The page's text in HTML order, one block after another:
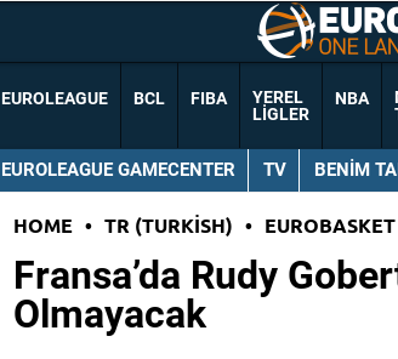
EUROLEAGUE BCL FIBA
YEREL
LIGLER
NBA
EUROLEAGUE GAMECENTER TV BENIM
HOME • TR (TURKISH) • EUROBASKET
Fransa’da Rudy
Olmayacak